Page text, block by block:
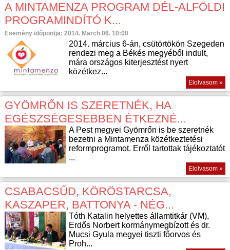
A MINTAMENZA PROGRAM DÉL-ALFÖLDI
PROGRAMINDÍTÓ K...
Esemény időpontja: 2014. March 06. 10:00
2014. március 6-án, csütörtökön Szegeden
rendezi meg a Békés megyéből indult,
mára országos kiterjesztést nyert
közétkez...
Elolvasom »
GYÖMRŐN IS SZERETNÉK, HA
EGÉSZSÉGESEBBEN ÉTKEZNÉ...
A Pest megyei Gyömrőn is be szeretnék
bezetni a Mintamenza közétkeztetési
reformprogramot. Erről tartottak tájékoztatót
...
Elolvasom »
CSABACSŰD, KÖRÖSTARCSA,
KASZAPER, BATTONYA - NÉG...
Tóth Katalin helyettes államtitkár (VM),
Erdős Norbert kormánymegbízott és dr.
Mucsi Gyula megyei tiszti főorvos és
Proh...